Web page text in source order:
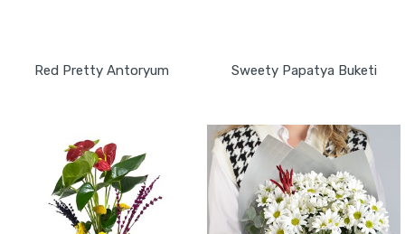
Red Pretty Antoryum Sweety Papatya Buketi